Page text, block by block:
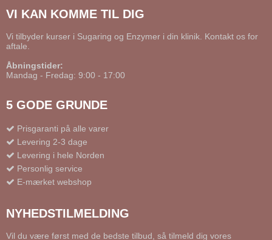
VI KAN KOMME TIL DIG
Vi tilbyder kurser i Sugaring og Enzymer i din klinik. Kontakt os for
aftale.
Åbningstider:
Mandag - Fredag: 9:00 - 17:00
5 GODE GRUNDE
Prisgaranti på alle varer
Levering 2-3 dage
Levering i hele Norden
Personlig service
E-mærket webshop
NYHEDSTILMELDING
Vil du være først med de bedste tilbud, så tilmeld dig vores